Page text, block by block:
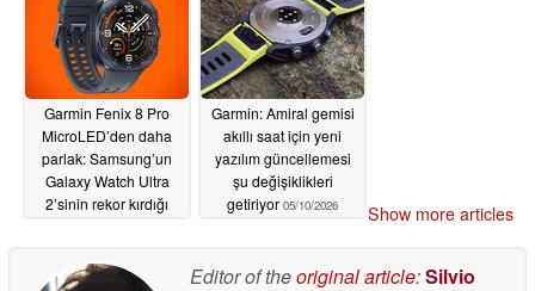
Garmin Fenix 8 Pro
MicroLED’den daha
parlak: Samsung’un
Galaxy Watch Ultra
2’sinin rekor kırdığı
Garmin: Amiral gemisi
akıllı saat için yeni
yazılım güncellemesi
şu değişiklikleri
getiriyor 05/10/2026 Show more articles
Editor of theoriginal article:Silvio